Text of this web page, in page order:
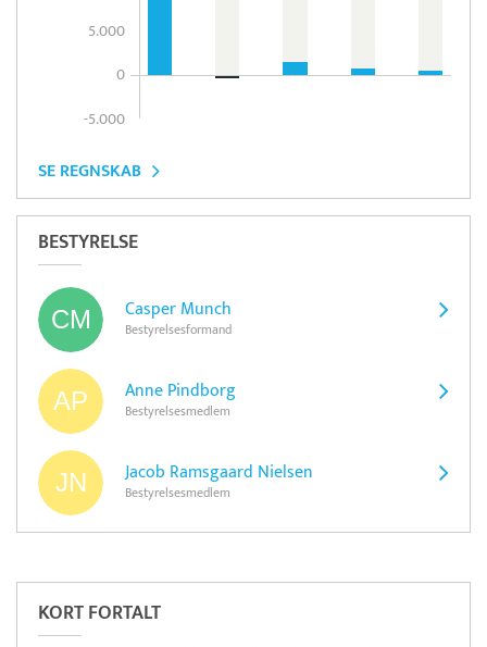
5.000
0
-5.000
SE REGNSKAB
BESTYRELSE
Casper Munch
Bestyrelsesformand
Anne Pindborg
Bestyrelsesmedlem
Jacob Ramsgaard Nielsen
Bestyrelsesmedlem
KORT FORTALT